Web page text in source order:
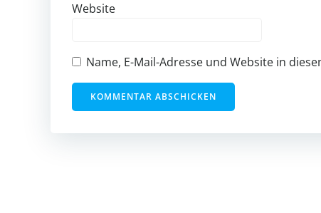
Website
Name, E-Mail-Adresse und Website in